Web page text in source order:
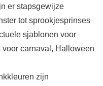
er stapsgewijze
tot sprookjesprinses
sjablonen voor
carnaval, Halloween
zijn